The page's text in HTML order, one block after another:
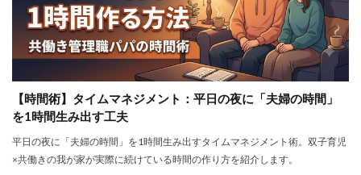
【時間術】タイムマネジメント：平日の夜に「夫婦の時間」
を1時間生み出す工夫
平日の夜に「夫婦の時間」を1時間生み出すタイムマネジメント術。双子育児
×共働きの我が家が実際に続けている時間の作り方を紹介します。